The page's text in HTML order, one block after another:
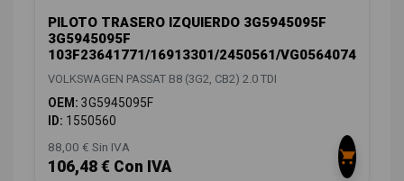
PILOTO TRASERO IZQUIERDO 3G5945095F
3G5945095F
103F23641771/16913301/2450561/VG0564074
VOLKSWAGEN PASSAT B8 (3G2, CB2) 2.0 TDI
OEM: 3G5945095F
ID: 1550560
88,00 € Sin IVA
106,48 € Con IVA